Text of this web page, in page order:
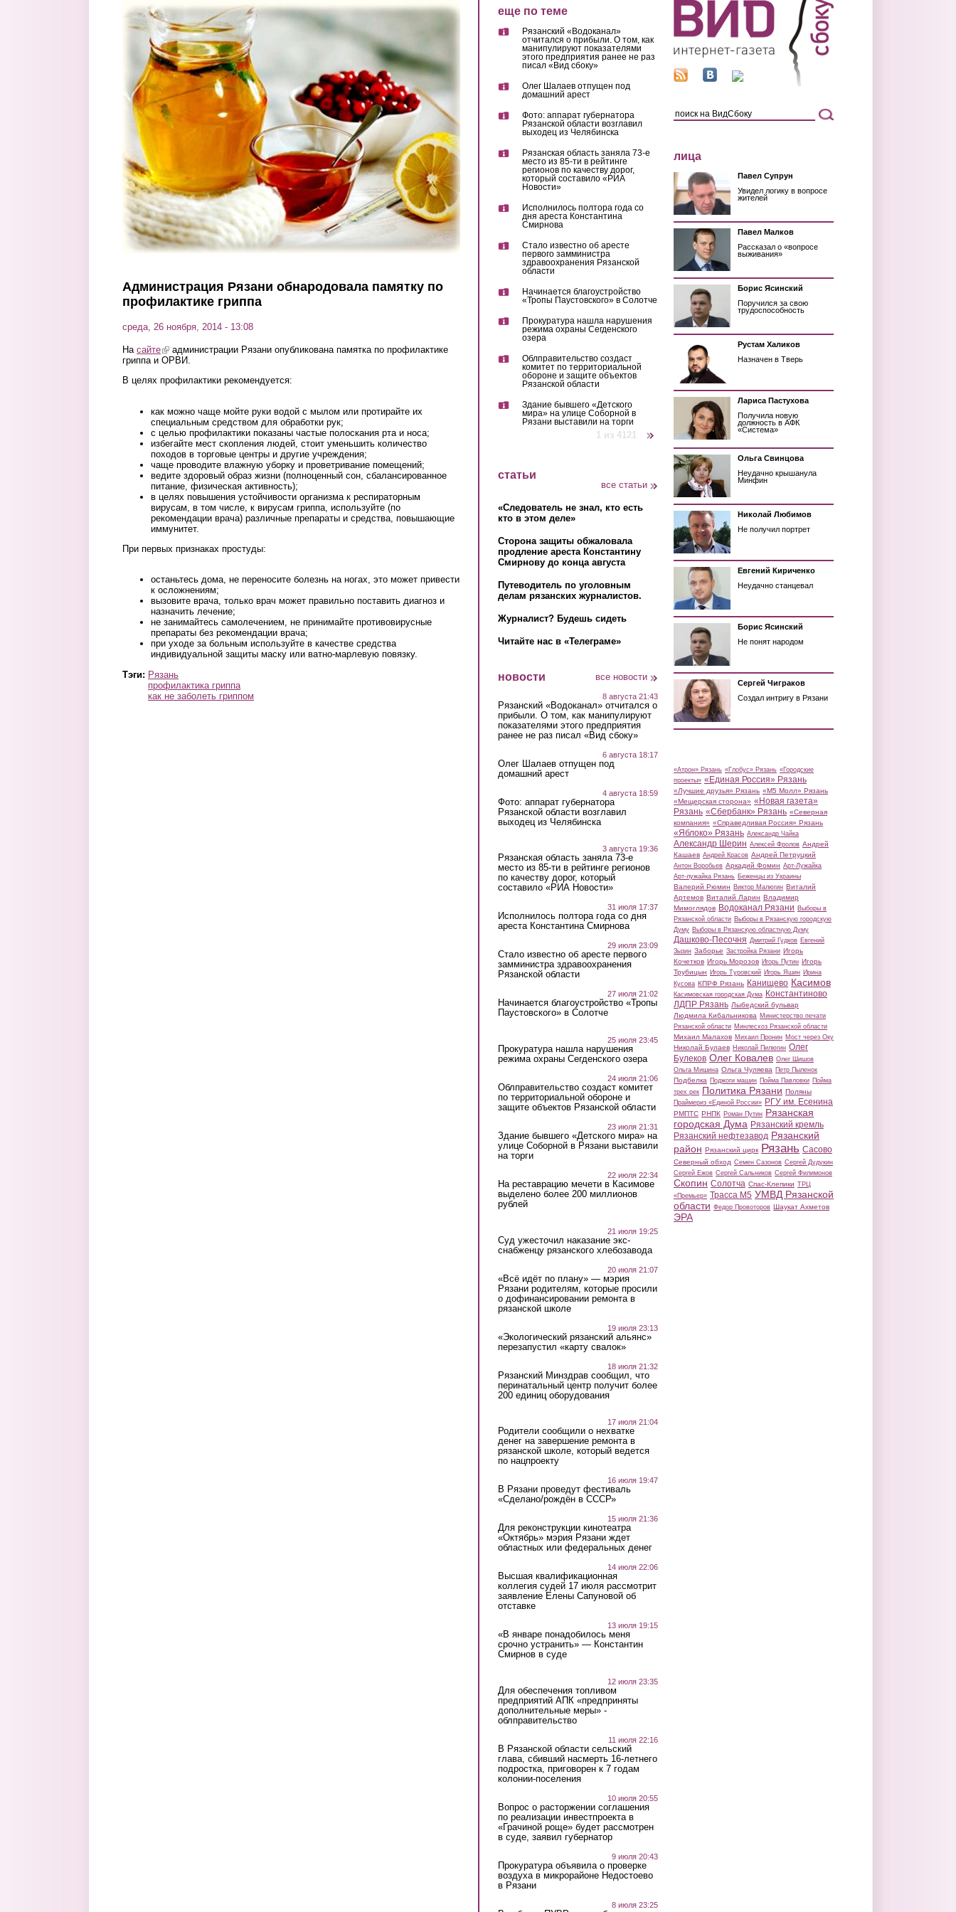
Перейти к основному содержанию
Администрация Рязани обнародовала памятку по
профилактике гриппа
среда, 26 ноября, 2014 - 13:08
На сайте(link is external)
администрации Рязани опубликована памятка по профилактике
гриппа и ОРВИ.
В целях профилактики рекомендуется:
как можно чаще мойте руки водой с мылом или протирайте их
специальным средством для обработки рук;
с целью профилактики показаны частые полоскания рта и носа;
избегайте мест скопления людей, стоит уменьшить количество
походов в торговые центры и другие учреждения;
чаще проводите влажную уборку и проветривание помещений;
ведите здоровый образ жизни (полноценный сон, сбалансированное
питание, физическая активность);
в целях повышения устойчивости организма к респираторным
вирусам, в том числе, к вирусам гриппа, используйте (по
рекомендации врача) различные препараты и средства, повышающие
иммунитет.
При первых признаках простуды:
останьтесь дома, не переносите болезнь на ногах, это может привести
к осложнениям;
вызовите врача, только врач может правильно поставить диагноз и
назначить лечение;
не занимайтесь самолечением, не принимайте противовирусные
препараты без рекомендации врача;
при уходе за больным используйте в качестве средства
индивидуальной защиты маску или ватно-марлевую повязку.
Тэги: Рязань
профилактика гриппа
как не заболеть гриппом
еще по теме
Рязанский «Водоканал»
отчитался о прибыли. О том, как
манипулируют показателями
этого предприятия ранее не раз
писал «Вид сбоку»
Олег Шалаев отпущен под
домашний арест
Фото: аппарат губернатора
Рязанской области возглавил
выходец из Челябинска
Рязанская область заняла 73-е
место из 85-ти в рейтинге
регионов по качеству дорог,
который составило «РИА
Новости»
Исполнилось полтора года со
дня ареста Константина
Смирнова
Стало известно об аресте
первого замминистра
здравоохранения Рязанской
области
Начинается благоустройство
«Тропы Паустовского» в Солотче
Прокуратура нашла нарушения
режима охраны Сегденского
озера
Облправительство создаст
комитет по территориальной
обороне и защите объектов
Рязанской области
Здание бывшего «Детского
мира» на улице Соборной в
Рязани выставили на торги
1 из 4121
статьи
все статьи
«Следователь не знал, кто есть
кто в этом деле»
Сторона защиты обжаловала
продление ареста Константину
Смирнову до конца августа
Путеводитель по уголовным
делам рязанских журналистов.
Журналист? Будешь сидеть
Читайте нас в «Телеграме»
новости все новости
8 августа 21:43
Рязанский «Водоканал» отчитался о
прибыли. О том, как манипулируют
показателями этого предприятия
ранее не раз писал «Вид сбоку»
6 августа 18:17
Олег Шалаев отпущен под
домашний арест
4 августа 18:59
Фото: аппарат губернатора
Рязанской области возглавил
выходец из Челябинска
3 августа 19:36
Рязанская область заняла 73-е
место из 85-ти в рейтинге регионов
по качеству дорог, который
составило «РИА Новости»
31 июля 17:37
Исполнилось полтора года со дня
ареста Константина Смирнова
29 июля 23:09
Стало известно об аресте первого
замминистра здравоохранения
Рязанской области
27 июля 21:02
Начинается благоустройство «Тропы
Паустовского» в Солотче
25 июля 23:45
Прокуратура нашла нарушения
режима охраны Сегденского озера
24 июля 21:06
Облправительство создаст комитет
по территориальной обороне и
защите объектов Рязанской области
23 июля 21:31
Здание бывшего «Детского мира» на
улице Соборной в Рязани выставили
на торги
22 июля 22:34
На реставрацию мечети в Касимове
выделено более 200 миллионов
рублей
21 июля 19:25
Суд ужесточил наказание экс-
снабженцу рязанского хлебозавода
20 июля 21:07
«Всё идёт по плану» — мэрия
Рязани родителям, которые просили
о дофинансировании ремонта в
рязанской школе
19 июля 23:13
«Экологический рязанский альянс»
перезапустил «карту свалок»
18 июля 21:32
Рязанский Минздрав сообщил, что
перинатальный центр получит более
200 единиц оборудования
17 июля 21:04
Родители сообщили о нехватке
денег на завершение ремонта в
рязанской школе, который ведется
по нацпроекту
16 июля 19:47
В Рязани проведут фестиваль
«Сделано/рождён в СССР»
15 июля 21:36
Для реконструкции кинотеатра
«Октябрь» мэрия Рязани ждет
областных или федеральных денег
14 июля 22:06
Высшая квалификационная
коллегия судей 17 июля рассмотрит
заявление Елены Сапуновой об
отставке
13 июля 19:15
«В январе понадобилось меня
срочно устранить» — Константин
Смирнов в суде
12 июля 23:35
Для обеспечения топливом
предприятий АПК «предприняты
дополнительные меры» -
облправительство
11 июля 22:16
В Рязанской области сельский
глава, сбивший насмерть 16-летнего
подростка, приговорен к 7 годам
колонии-поселения
10 июля 20:55
Вопрос о расторжении соглашения
по реализации инвестпроекта в
«Грачиной роще» будет рассмотрен
в суде, заявил губернатор
9 июля 20:43
Прокуратура объявила о проверке
воздуха в микрорайоне Недостоево
в Рязани
8 июля 23:25
лица
Павел Супрун
Увидел логику в вопросе
жителей
Павел Малков
Рассказал о «вопросе
выживания»
Борис Ясинский
Поручился за свою
трудоспособность
Рустам Халиков
Назначен в Тверь
Лариса Пастухова
Получила новую
должность в АФК
«Система»
Ольга Свинцова
Неудачно крышанула
Минфин
Николай Любимов
Не получил портрет
Евгений Кириченко
Неудачно станцевал
Борис Ясинский
Не понят народом
Сергей Чиграков
Создал интригу в Рязани
«Атрон» Рязань «Глобус» Рязань «Городские
проекты» «Единая Россия» Рязань
«Лучшие друзья» Рязань «М5 Молл» Рязань
«Мещерская сторона» «Новая газета»
Рязань «Сбербанк» Рязань «Северная
компания» «Справедливая Россия» Рязань
«Яблоко» Рязань Александр Чайка
Александр Шерин Алексей Фролов Андрей
Кашаев Андрей Красов Андрей Петруцкий
Антон Воробьев Аркадий Фомин Арт-Лужайка
Арт-лужайка Рязань Беженцы из Украины
Валерий Рюмин Виктор Малюгин Виталий
Артемов Виталий Ларин Владимир
Мимоглядов Водоканал Рязани Выборы в
Рязанской области Выборы в Рязанскую городскую
Думу Выборы в Рязанскую областную Думу
Дашково-Песочня Дмитрий Гудков Евгений
Зызин Заборье Застройка Рязани Игорь
Кочетков Игорь Морозов Игорь Путин Игорь
Трубицын Игорь Туровский Игорь Яшин Ирина
Кусова КПРФ Рязань Канищево Касимов
Касимовская городская Дума Константиново
ЛДПР Рязань Лыбедский бульвар
Людмила Кибальникова Министерство печати
Рязанской области Минлесхоз Рязанской области
Михаил Малахов Михаил Пронин Мост через Оку
Николай Булаев Николай Пилюгин Олег
Булеков Олег Ковалев Олег Шишов
Ольга Мишина Ольга Чуляева Петр Пыленок
Подбелка Поджоги машин Пойма Павловки Пойма
трех рек Политика Рязани Поляны
Праймериз «Единой России» РГУ им. Есенина
РМПТС РНПК Роман Путин Рязанская
городская Дума Рязанский кремль
Рязанский нефтезавод Рязанский
район Рязанский цирк Рязань Сасово
Северный обход Семен Сазонов Сергей Дудукин
Сергей Ежов Сергей Сальников Сергей Филимонов
Скопин Солотча Спас-Клепики ТРЦ
«Премьер» Трасса М5 УМВД Рязанской
области Федор Провоторов Шаукат Ахметов
ЭРА